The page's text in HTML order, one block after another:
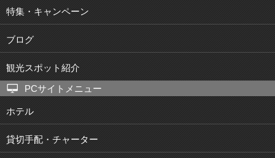
特集・キャンペーン
ブログ
観光スポット紹介
PCサイトメニュー
ホテル
貸切手配・チャーター